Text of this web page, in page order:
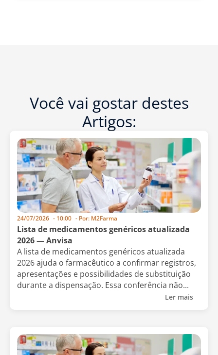
Você vai gostar destes
Artigos:
24/07/2026 - 10:00 - Por: M2Farma
Lista de medicamentos genéricos atualizada
2026 — Anvisa
A lista de medicamentos genéricos atualizada
2026 ajuda o farmacêutico a confirmar registros,
apresentações e possibilidades de substituição
durante a dispensação. Essa conferência não...
Ler mais